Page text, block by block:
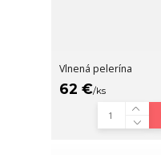
Vlnená pelerína
62 €/ks